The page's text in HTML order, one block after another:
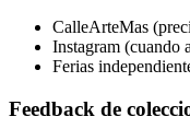
CalleArteMas
Instagram (cuando
Ferias
Feedback de